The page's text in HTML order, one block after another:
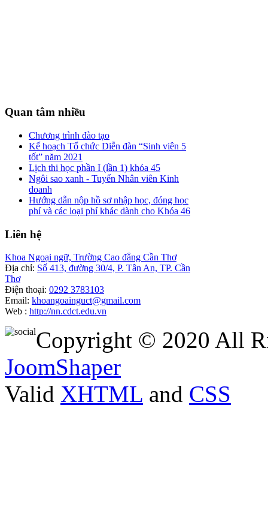
Quan tâm nhiều
Chương trình đào tạo
Kế hoạch Tổ chức Diễn đàn “Sinh viên 5
tốt” năm 2021
Lịch thi học phần I (lần 1) khóa 45
Ngôi sao xanh - Tuyển Nhân viên Kinh
doanh
Hướng dẫn nộp hồ sơ nhập học, đóng học
phí và các loại phí khác dành cho Khóa 46
Liên hệ
Khoa Ngoại ngữ, Trường Cao đẳng Cần Thơ
Địa chỉ: Số 413, đường 30/4, P. Tân An, TP. Cần
Thơ
Điện thoại: 0292 3783103
Email: khoangoainguct@gmail.com
Web : http://nn.cdct.edu.vn
Copyright © 2020 All
JoomShaper
Valid XHTML and CSS